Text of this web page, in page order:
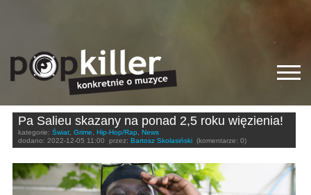
Pa Salieu skazany na ponad 2,5 roku więzienia!
kategorie: Świat, Grime, Hip-Hop/Rap, News
dodano: 2022-12-05 11:00 przez: Bartosz Skolasiński (komentarze: 0)